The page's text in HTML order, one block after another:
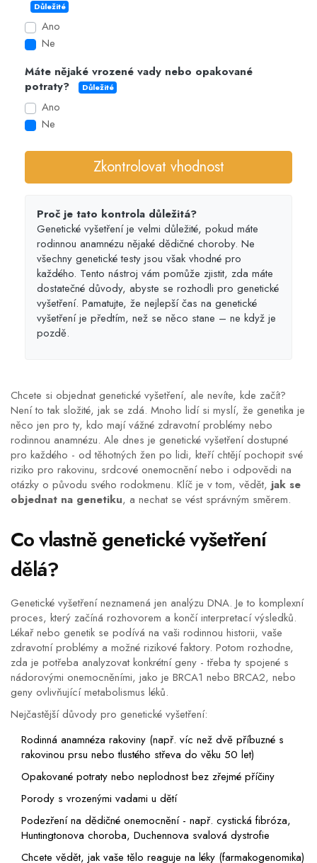
Důležité
Ano
Ne
Máte nějaké vrozené vady nebo opakované
potraty?
Důležité
Ano
Ne
Zkontrolovat vhodnost
Proč je tato kontrola důležitá?
Genetické vyšetření je velmi důležité, pokud máte
rodinnou anamnézu nějaké dědičné choroby. Ne
všechny genetické testy jsou však vhodné pro
každého. Tento nástroj vám pomůže zjistit, zda máte
dostatečné důvody, abyste se rozhodli pro genetické
vyšetření. Pamatujte, že nejlepší čas na genetické
vyšetření je předtím, než se něco stane – ne když je
pozdě.
Chcete si objednat genetické vyšetření, ale nevíte, kde začít?
Není to tak složité, jak se zdá. Mnoho lidí si myslí, že genetika je
něco jen pro ty, kdo mají vážné zdravotní problémy nebo
rodinnou anamnézu. Ale dnes je genetické vyšetření dostupné
pro každého - od těhotných žen po lidi, kteří chtějí pochopit své
riziko pro rakovinu, srdcové onemocnění nebo i odpovědi na
otázky o původu svého rodokmenu. Klíč je v tom, vědět, jak se
objednat na genetiku, a nechat se vést správným směrem.
Co vlastně genetické vyšetření
dělá?
Genetické vyšetření neznamená jen analýzu DNA. Je to komplexní
proces, který začíná rozhovorem a končí interpretací výsledků.
Lékař nebo genetik se podívá na vaši rodinnou historii, vaše
zdravotní problémy a možné rizikové faktory. Potom rozhodne,
zda je potřeba analyzovat konkrétní geny - třeba ty spojené s
nádorovými onemocněními, jako je BRCA1 nebo BRCA2, nebo
geny ovlivňující metabolismus léků.
Nejčastější důvody pro genetické vyšetření:
Rodinná anamnéza rakoviny (např. víc než dvě příbuzné s
rakovinou prsu nebo tlustého střeva do věku 50 let)
Opakované potraty nebo neplodnost bez zřejmé příčiny
Porody s vrozenými vadami u dětí
Podezření na dědičné onemocnění - např. cystická fibróza,
Huntingtonova choroba, Duchennova svalová dystrofie
Chcete vědět, jak vaše tělo reaguje na léky (farmakogenomika)